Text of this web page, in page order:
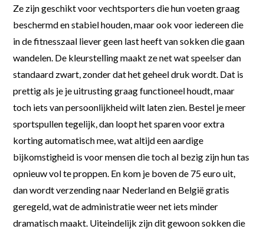
Ze zijn geschikt voor vechtsporters die hun voeten graag
beschermd en stabiel houden, maar ook voor iedereen die
in de fitnesszaal liever geen last heeft van sokken die gaan
wandelen. De kleurstelling maakt ze net wat speelser dan
standaard zwart, zonder dat het geheel druk wordt. Dat is
prettig als je je uitrusting graag functioneel houdt, maar
toch iets van persoonlijkheid wilt laten zien. Bestel je meer
sportspullen tegelijk, dan loopt het sparen voor extra
korting automatisch mee, wat altijd een aardige
bijkomstigheid is voor mensen die toch al bezig zijn hun tas
opnieuw vol te proppen. En kom je boven de 75 euro uit,
dan wordt verzending naar Nederland en België gratis
geregeld, wat de administratie weer net iets minder
dramatisch maakt. Uiteindelijk zijn dit gewoon sokken die